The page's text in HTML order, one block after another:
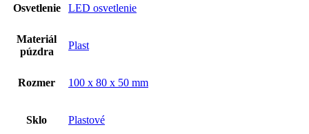
Osvetlenie LED osvetlenie
Materiál
púzdra
Plast
Rozmer 100 x 80 x 50 mm
Sklo Plastové